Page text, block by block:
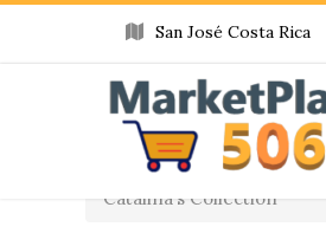
San José Costa Rica
Home»Producto »Biotop
Catalina’s Collection